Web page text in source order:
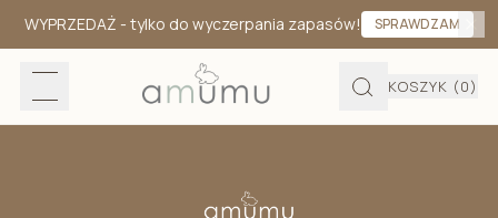
WYPRZEDAŻ - tylko do wyczerpania zapasów! SPRAWDZAM
KOSZYK (0)